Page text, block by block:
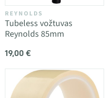
REYNOLDS
Tubeless vožtuvas
Reynolds 85mm
19,00 €